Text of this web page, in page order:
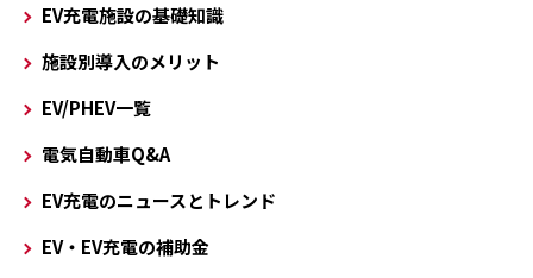
EV充電施設の基礎知識
施設別導入のメリット
EV/PHEV一覧
電気自動車Q&A
EV充電のニュースとトレンド
EV・EV充電の補助金